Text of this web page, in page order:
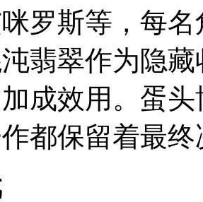
罗斯等，每
翡翠作为隐
成效用。蛋
都保留着最